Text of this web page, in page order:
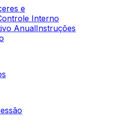
e
Interno
AnualInstruções